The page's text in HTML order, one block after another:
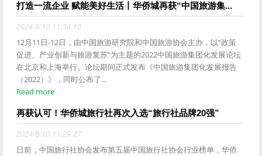
打造一流企业 赋能美好生活丨华侨城再获“中国旅游集...
2024/8/10 11:34:10
12月11日-12日，由中国旅游研究院和中国旅游协会主办，以“政策
促进、产业创新与旅游复苏”为主题的2022中国旅游集团化发展论坛
在北京和上海举行。论坛期间正式发布《中国旅游集团化发展报告
（2022）》，同时公布了...
Read more
再获认可！华侨城旅行社再次入选“旅行社品牌20强”
2024/8/10 11:29:27
日前，中国旅行社协会发布第五届中国旅行社协会行业榜单，华侨